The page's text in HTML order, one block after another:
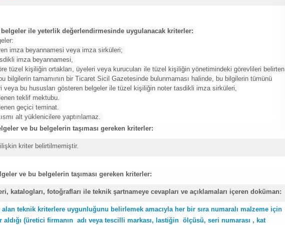
ile yeterlik değerlendirmesinde uygulanacak kriterler:
imza beyannamesi veya imza sirküleri;
imza beyannamesi,
tüzel kişiliğin ortakları, üyeleri veya kurucuları ile tüzel kişiliğin yönetimindeki görevlileri belirten
bilgilerin tamamının bir Ticaret Sicil Gazetesinde bulunmaması halinde, bu bilgilerin tümünü
bu hususları gösteren belgeler ile tüzel kişiliğin noter tasdikli imza sirküleri,
teklif mektubu.
geçici teminat.
alt yüklenicilere yaptırılamaz.
ve bu belgelerin taşıması gereken kriterler:
kriter belirtilmemiştir.
ve bu belgelerin taşıması gereken kriterler:
katalogları, fotoğrafları ile teknik şartnameye cevapları ve açıklamaları içeren doküman:
teknik kriterlere uygunluğunu belirlemek amacıyla her bir sıra numaralı malzeme için
aldığı(üretici firmanın adı veya tescilli markası, lastiğin ölçüsü, seri numarası , kat